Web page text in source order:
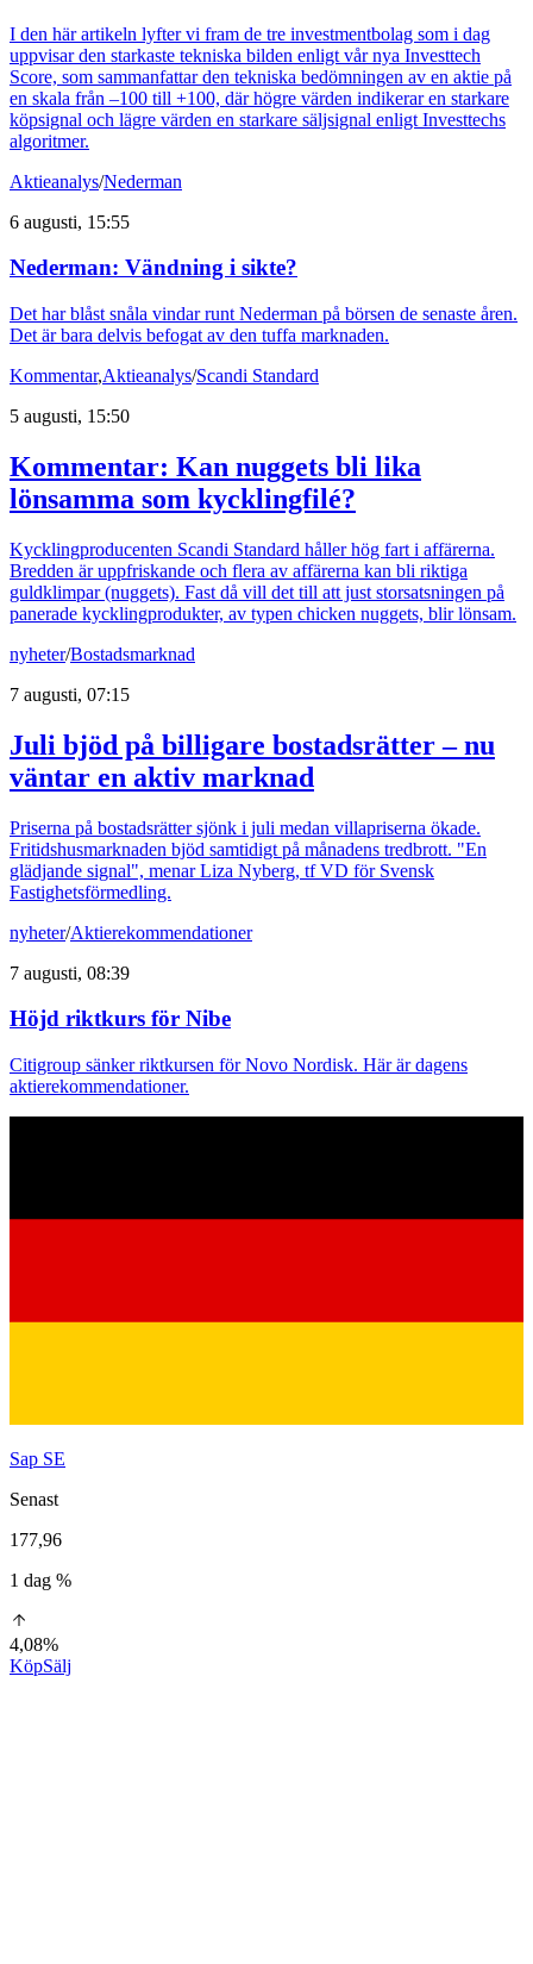
I den här artikeln lyfter vi fram de tre investmentbolag som i dag
uppvisar den starkaste tekniska bilden enligt vår nya Investtech
Score, som sammanfattar den tekniska bedömningen av en aktie på
en skala från –100 till +100, där högre värden indikerar en starkare
köpsignal och lägre värden en starkare säljsignal enligt Investtechs
algoritmer.
Aktieanalys/Nederman
6 augusti, 15:55
Nederman: Vändning i sikte?
Det har blåst snåla vindar runt Nederman på börsen de senaste åren.
Det är bara delvis befogat av den tuffa marknaden.
Kommentar,Aktieanalys/Scandi Standard
5 augusti, 15:50
Kommentar: Kan nuggets bli lika
lönsamma som kycklingfilé?
Kycklingproducenten Scandi Standard håller hög fart i affärerna.
Bredden är uppfriskande och flera av affärerna kan bli riktiga
guldklimpar (nuggets). Fast då vill det till att just storsatsningen på
panerade kycklingprodukter, av typen chicken nuggets, blir lönsam.
nyheter/Bostadsmarknad
7 augusti, 07:15
Juli bjöd på billigare bostadsrätter – nu
väntar en aktiv marknad
Priserna på bostadsrätter sjönk i juli medan villapriserna ökade.
Fritidshusmarknaden bjöd samtidigt på månadens tredbrott. "En
glädjande signal", menar Liza Nyberg, tf VD för Svensk
Fastighetsförmedling.
nyheter/Aktierekommendationer
7 augusti, 08:39
Höjd riktkurs för Nibe
Citigroup sänker riktkursen för Novo Nordisk. Här är dagens
aktierekommendationer.
Sap SE
Senast
177,96
1 dag %
4,08%
KöpSälj